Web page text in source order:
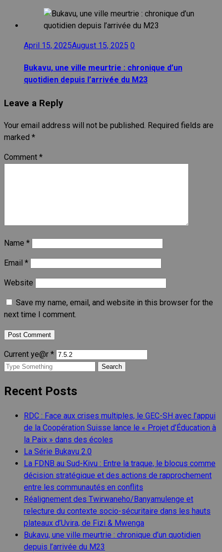
April 15, 2025August 15, 2025 0
Bukavu, une ville meurtrie : chronique d’un
quotidien depuis l’arrivée du M23
Leave a Reply
Your email address will not be published. Required fields are
marked *
Comment *
Name *
Email *
Website
Save my name, email, and website in this browser for the
next time I comment.
Current ye@r *
Search
Recent Posts
RDC : Face aux crises multiples, le GEC-SH avec l’appui
de la Coopération Suisse lance le « Projet d’Éducation à
la Paix » dans des écoles
La Série Bukavu 2.0
La FDNB au Sud-Kivu : Entre la traque, le blocus comme
décision stratégique et des actions de rapprochement
entre les communautés en conflits
Réalignement des Twirwaneho/Banyamulenge et
relecture du contexte socio-sécuritaire dans les hauts
plateaux d’Uvira, de Fizi & Mwenga
Bukavu, une ville meurtrie : chronique d’un quotidien
depuis l’arrivée du M23